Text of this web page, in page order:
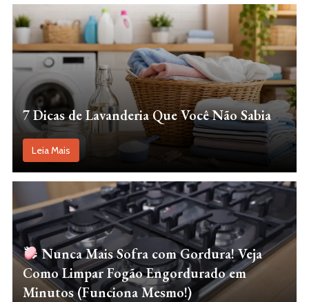
7 Dicas de Lavanderia Que Você Não Sabia
Leia Mais
Nunca Mais Sofra com Gordura! Veja
Como Limpar Fogão Engordurado em
Minutos (Funciona Mesmo!)